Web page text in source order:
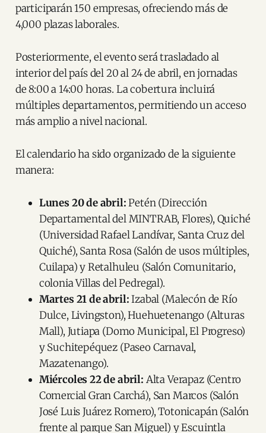
participarán 150 empresas, ofreciendo más de
4,000 plazas laborales.
Posteriormente, el evento será trasladado al
interior del país del 20 al 24 de abril, en jornadas
de 8:00 a 14:00 horas. La cobertura incluirá
múltiples departamentos, permitiendo un acceso
más amplio a nivel nacional.
El calendario ha sido organizado de la siguiente
manera:
Lunes 20 de abril:Petén (Dirección
Departamental del MINTRAB, Flores), Quiché
(Universidad Rafael Landívar, Santa Cruz del
Quiché), Santa Rosa (Salón de usos múltiples,
Cuilapa) y Retalhuleu (Salón Comunitario,
colonia Villas del Pedregal).
Martes 21 de abril:Izabal (Malecón de Río
Dulce, Livingston), Huehuetenango (Alturas
Mall), Jutiapa (Domo Municipal, El Progreso)
y Suchitepéquez (Paseo Carnaval,
Mazatenango).
Miércoles 22 de abril: Alta Verapaz (Centro
Comercial Gran Carchá), San Marcos (Salón
José Luis Juárez Romero), Totonicapán (Salón
frente al parque San Miguel) y Escuintla